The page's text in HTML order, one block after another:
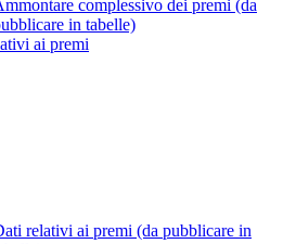
complessivo dei premi (da
in tabelle)
ai premi
relativi ai premi (da pubblicare in